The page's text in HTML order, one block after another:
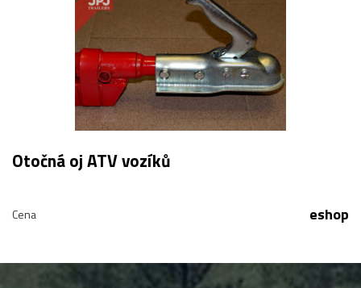
Otočná oj ATV vozíků
Cena eshop